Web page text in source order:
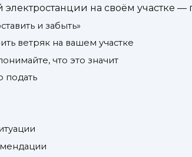
электростанции на своём участке
и забыть»
ветряк на вашем участке
что это значит